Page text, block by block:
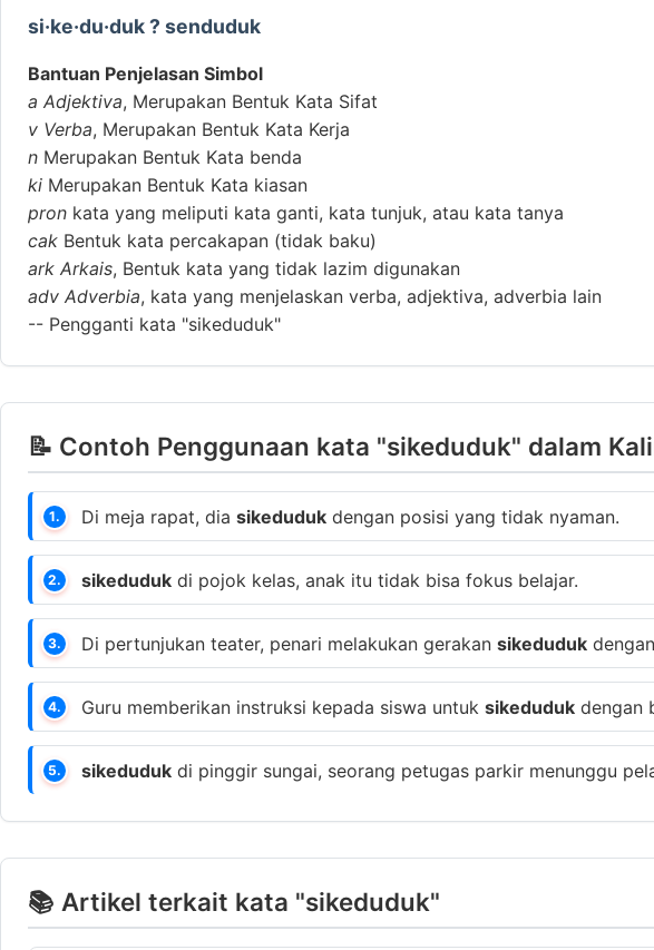
si·ke·du·duk ? senduduk
Bantuan Penjelasan Simbol
a Adjektiva, Merupakan Bentuk Kata Sifat
v Verba, Merupakan Bentuk Kata Kerja
n Merupakan Bentuk Kata benda
ki Merupakan Bentuk Kata kiasan
pron kata yang meliputi kata ganti, kata tunjuk, atau kata tanya
cak Bentuk kata percakapan (tidak baku)
ark Arkais, Bentuk kata yang tidak lazim digunakan
adv Adverbia, kata yang menjelaskan verba, adjektiva, adverbia lain
-- Pengganti kata "sikeduduk"
📝 Contoh Penggunaan kata "sikeduduk" dalam
1. Di meja rapat, dia sikeduduk dengan posisi yang tidak nyaman.
2. sikeduduk di pojok kelas, anak itu tidak bisa fokus belajar.
3. Di pertunjukan teater, penari melakukan gerakan sikeduduk
4. Guru memberikan instruksi kepada siswa untuk sikeduduk dengan
5. sikeduduk di pinggir sungai, seorang petugas parkir menunggu
📚 Artikel terkait kata "sikeduduk"